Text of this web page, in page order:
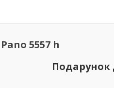
5557 h
Подарунок